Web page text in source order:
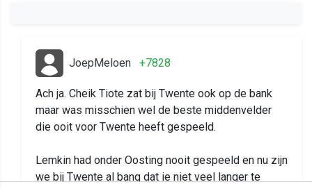
JoepMeloen +7828
Ach ja. Cheik Tiote zat bij Twente ook op de bank
maar was misschien wel de beste middenvelder
die ooit voor Twente heeft gespeeld.
Lemkin had onder Oosting nooit gespeeld en nu zijn
we bij Twente al bang dat ie niet veel langer te